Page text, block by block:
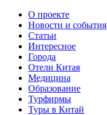
О проекте
Новости и события
Статьи
Интересное
Города
Отели Китая
Медицина
Образование
Турфирмы
Туры в Китай